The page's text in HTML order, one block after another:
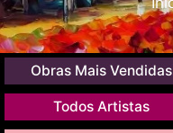
Obras Mais Vendidas
Todos Artistas